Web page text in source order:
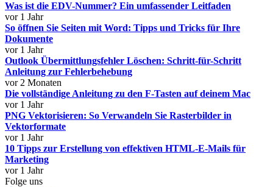
Was ist die EDV-Nummer? Ein umfassender Leitfaden
vor 1 Jahr
So öffnen Sie Seiten mit Word: Tipps und Tricks für Ihre
Dokumente
vor 1 Jahr
Outlook Übermittlungsfehler Löschen: Schritt-für-Schritt
Anleitung zur Fehlerbehebung
vor 2 Monaten
Die vollständige Anleitung zu den F-Tasten auf deinem Mac
vor 1 Jahr
PNG Vektorisieren: So Verwandeln Sie Rasterbilder in
Vektorformate
vor 1 Jahr
10 Tipps zur Erstellung von effektiven HTML-E-Mails für
Marketing
vor 1 Jahr
Folge uns